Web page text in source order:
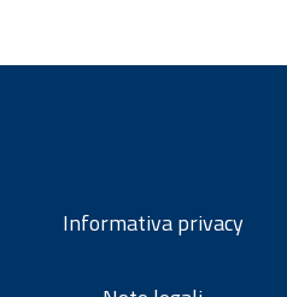
Informativa privacy